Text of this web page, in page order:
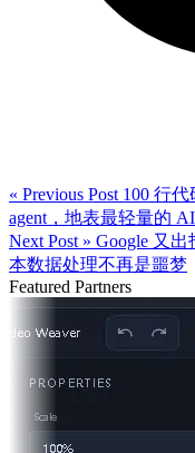
« Previous Post 100 行
agent，地表最轻量的
Next Post » Google 又
本数据处理不再是噩梦
Featured Partners